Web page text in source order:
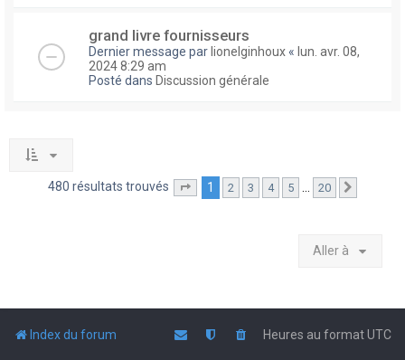
grand livre fournisseurs
Dernier message par lionelginhoux « lun. avr. 08,
2024 8:29 am
Posté dans Discussion générale
480 résultats trouvés Page sur20
1 2 3 4 5 … 20
Aller à
Index du forum Heures au formatUTC